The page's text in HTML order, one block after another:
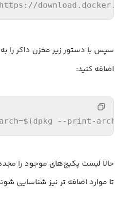
//download.docker.com
سپس با دستور زیر مخزن داکر را به
اضافه کنید:
--print-
حالا لیست پکیج‌های موجود را
تا موارد اضافه ‌تر نیز شناسایی